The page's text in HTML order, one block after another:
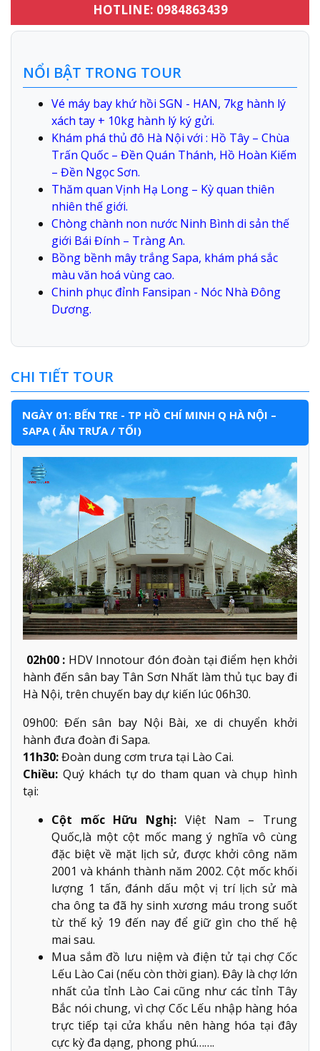
HOTLINE: 0984863439
NỔI BẬT TRONG TOUR
Vé máy bay khứ hồi SGN - HAN, 7kg hành lý
xách tay + 10kg hành lý ký gửi.
Khám phá thủ đô Hà Nội với : Hồ Tây – Chùa
Trấn Quốc – Đền Quán Thánh, Hồ Hoàn Kiếm
– Đền Ngọc Sơn.
Thăm quan Vịnh Hạ Long – Kỳ quan thiên
nhiên thế giới.
Chòng chành non nước Ninh Bình di sản thế
giới Bái Đính – Tràng An.
Bồng bềnh mây trắng Sapa, khám phá sắc
màu văn hoá vùng cao.
Chinh phục đỉnh Fansipan - Nóc Nhà Đông
Dương.
CHI TIẾT TOUR
NGÀY 01: BẾN TRE - TP HỒ CHÍ MINH Q HÀ NỘI –
SAPA ( ĂN TRƯA / TỐI)
02h00 : HDV Innotour đón đoàn tại điểm hẹn khởi
hành đến sân bay Tân Sơn Nhất làm thủ tục bay đi
Hà Nội, trên chuyến bay dự kiến lúc 06h30.
09h00: Đến sân bay Nội Bài, xe di chuyển khởi
hành đưa đoàn đi Sapa.
11h30:Đoàn dung cơm trưa tại Lào Cai.
Chiều: Quý khách tự do tham quan và chụp hình
tại:
Cột mốc Hữu Nghị: Việt Nam – Trung
Quốc,là một cột mốc mang ý nghĩa vô cùng
đặc biệt về mặt lịch sử, được khởi công năm
2001 và khánh thành năm 2002. Cột mốc khối
lượng 1 tấn, đánh dấu một vị trí lịch sử mà
cha ông ta đã hy sinh xương máu trong suốt
từ thế kỷ 19 đến nay để giữ gìn cho thế hệ
mai sau.
Mua sắm đồ lưu niệm và điện tử tại chợ Cốc
Lếu Lào Cai (nếu còn thời gian). Đây là chợ lớn
nhất của tỉnh Lào Cai cũng như các tỉnh Tây
Bắc nói chung, vì chợ Cốc Lếu nhập hàng hóa
trực tiếp tại cửa khẩu nên hàng hóa tại đây
cực kỳ đa dạng, phong phú…….